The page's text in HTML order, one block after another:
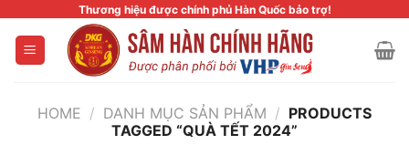
content
Thương hiệu được chính phủ Hàn Quốc bảo trợ!
HOME / DANH MỤC SẢN PHẨM / PRODUCTS
TAGGED “QUÀ TẾT 2024”